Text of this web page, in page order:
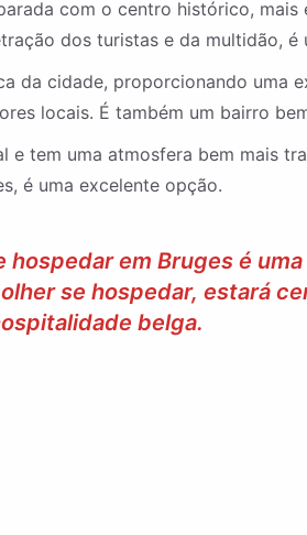
com o centro histórico,
dos turistas e da multidão, é
da cidade, proporcionando uma
locais. É também um bairro
tem uma atmosfera bem mais
é uma excelente opção.
em Bruges é
se hospedar, estará
belga.